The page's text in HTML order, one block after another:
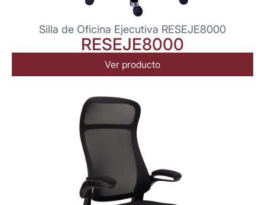
Silla de Oficina Ejecutiva RESEJE8000
RESEJE8000
Ver producto